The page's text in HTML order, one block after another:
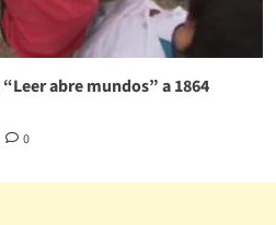
abre mundos” a 1864
0